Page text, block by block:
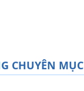
CHUYÊN MỤC